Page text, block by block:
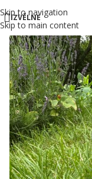
Skip to navigation
Skip to main content
IZVĒLNE